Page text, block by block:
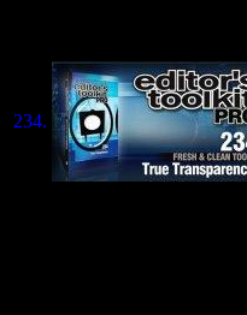
234.